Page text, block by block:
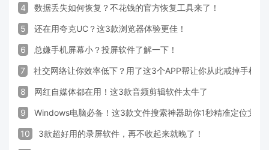
4 数据丢失如何恢复？不花钱的官方恢复工具来了！
5 还在用夸克UC？这3款浏览器体验更佳！
6 总嫌手机屏幕小？投屏软件了解一下！
7 社交网络让你效率低下？用了这3个APP帮让你从此戒掉手机！
8 网红自媒体都在用！这3款音频剪辑软件太牛了
9 Windows电脑必备！这3款文件搜索神器助你1秒精准定位文件
10 3款超好用的录屏软件，再不收起来就晚了！